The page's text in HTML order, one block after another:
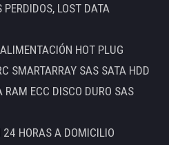
PERDIDOS, LOST DATA
HOT PLUG
SMARTARRAY SAS SATA HDD
ECC DISCO DURO SAS
24 HORAS A DOMICILIO